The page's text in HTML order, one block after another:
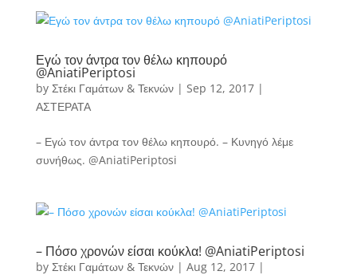
Εγώ τον άντρα τον θέλω κηπουρό
@AniatiPeriptosi
by Στέκι Γαμάτων & Τεκνών| Sep 12, 2017|
ΑΣΤΕΡΑΤΑ
– Εγώ τον άντρα τον θέλω κηπουρό. – Κυνηγό λέμε
συνήθως. @AniatiPeriptosi
– Πόσο χρονών είσαι κούκλα! @AniatiPeriptosi
by Στέκι Γαμάτων & Τεκνών| Aug 12, 2017|